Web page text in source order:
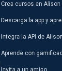
Crea cursos en Alison
Descarga la app y
Integra la API de Alison
Aprende con